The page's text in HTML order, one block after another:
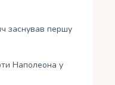
заснував першу
Наполеона у